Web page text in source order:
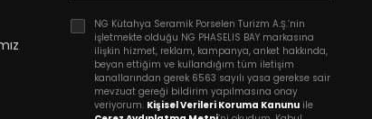
NG Kütahya Seramik Porselen Turizm A.Ş.’nin
işletmekte olduğu NG PHASELIS BAY markasına
ilişkin hizmet, reklam, kampanya, anket hakkında,
beyan ettiğim ve kullandığım tüm iletişim
kanallarından gerek 6563 sayılı yasa gerekse sair
mevzuat gereği bildirim yapılmasına onay
veriyorum. Kişisel Verileri Koruma Kanunuile